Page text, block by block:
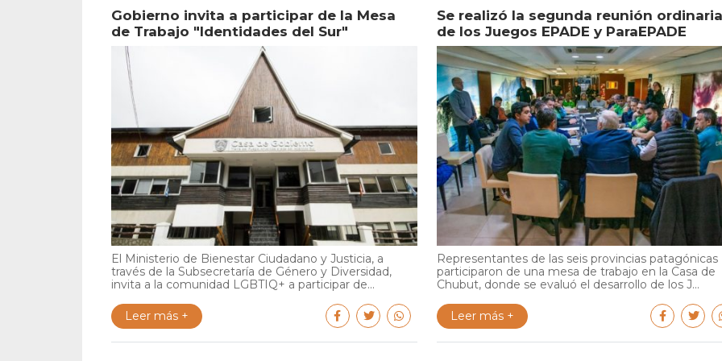
Gobierno invita a participar de la Mesa
de Trabajo "Identidades del Sur"
El Ministerio de Bienestar Ciudadano y Justicia, a
través de la Subsecretaría de Género y Diversidad,
invita a la comunidad LGBTIQ+ a participar de...
Leer más +
Se realizó la segunda reunión ordinaria
de los Juegos EPADE y ParaEPADE
Representantes de las seis provincias patagónicas
participaron de una mesa de trabajo en la Casa de
Chubut, donde se evaluó el desarrollo de los J...
Leer más +